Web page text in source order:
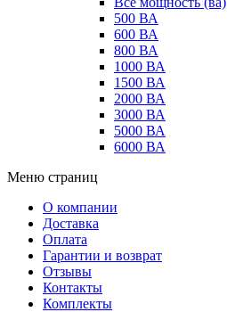
500 ВА
600 ВА
800 ВА
1000 ВА
1500 ВА
2000 ВА
3000 ВА
5000 ВА
6000 ВА
Меню страниц
О компании
Доставка
Оплата
Гарантии и возврат
Отзывы
Контакты
Комплекты